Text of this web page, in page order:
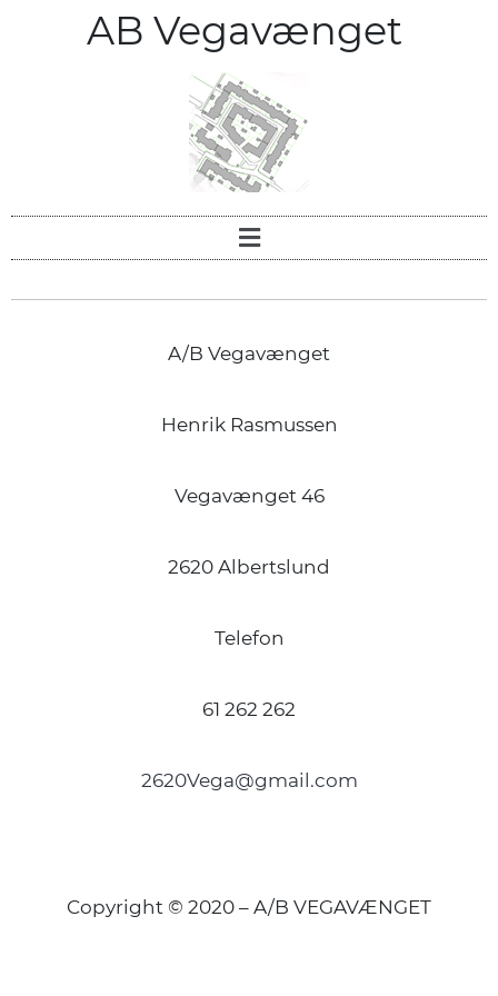
AB Vegavænget
A/B Vegavænget
Henrik Rasmussen
Vegavænget 46
2620 Albertslund
Telefon
61 262 262
2620Vega@gmail.com
Copyright © 2020 – A/B VEGAVÆNGET